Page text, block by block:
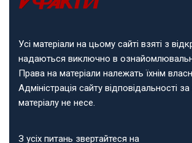
Усі матеріали на цьому сайті взяті з
надаються виключно в
Права на матеріали належать їхнім
Адміністрація сайту відповідальності за
матеріалу не несе.
З усіх питань звертайтеся на